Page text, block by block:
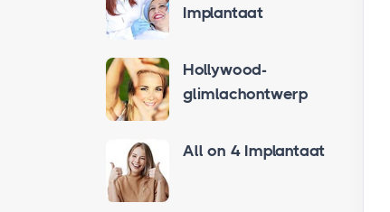
Implantaat
Hollywood-
glimlachontwerp
All on 4 Implantaat